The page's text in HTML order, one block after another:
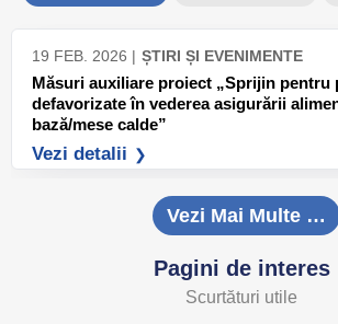
19 FEB. 2026 | ȘTIRI ȘI EVENIMENTE
Măsuri auxiliare proiect „Sprijin pentru
defavorizate în vederea asigurării
bază/mese calde”
Vezi detalii
Vezi Mai Multe …
Pagini de interes
Scurtături utile